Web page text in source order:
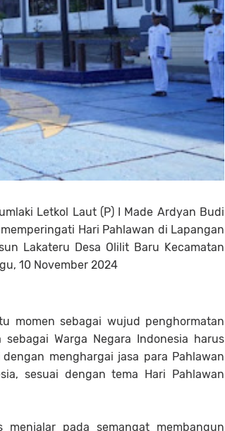
Letkol Laut (P) I Made Ardyan Budi
memperingati Hari Pahlawan di Lapangan
Lakateru Desa Olilit Baru Kecamatan
10 November 2024
momen sebagai wujud penghormatan
Warga Negara Indonesia harus
menghargai jasa para Pahlawan
sesuai dengan tema Hari Pahlawan
pada semangat membangun